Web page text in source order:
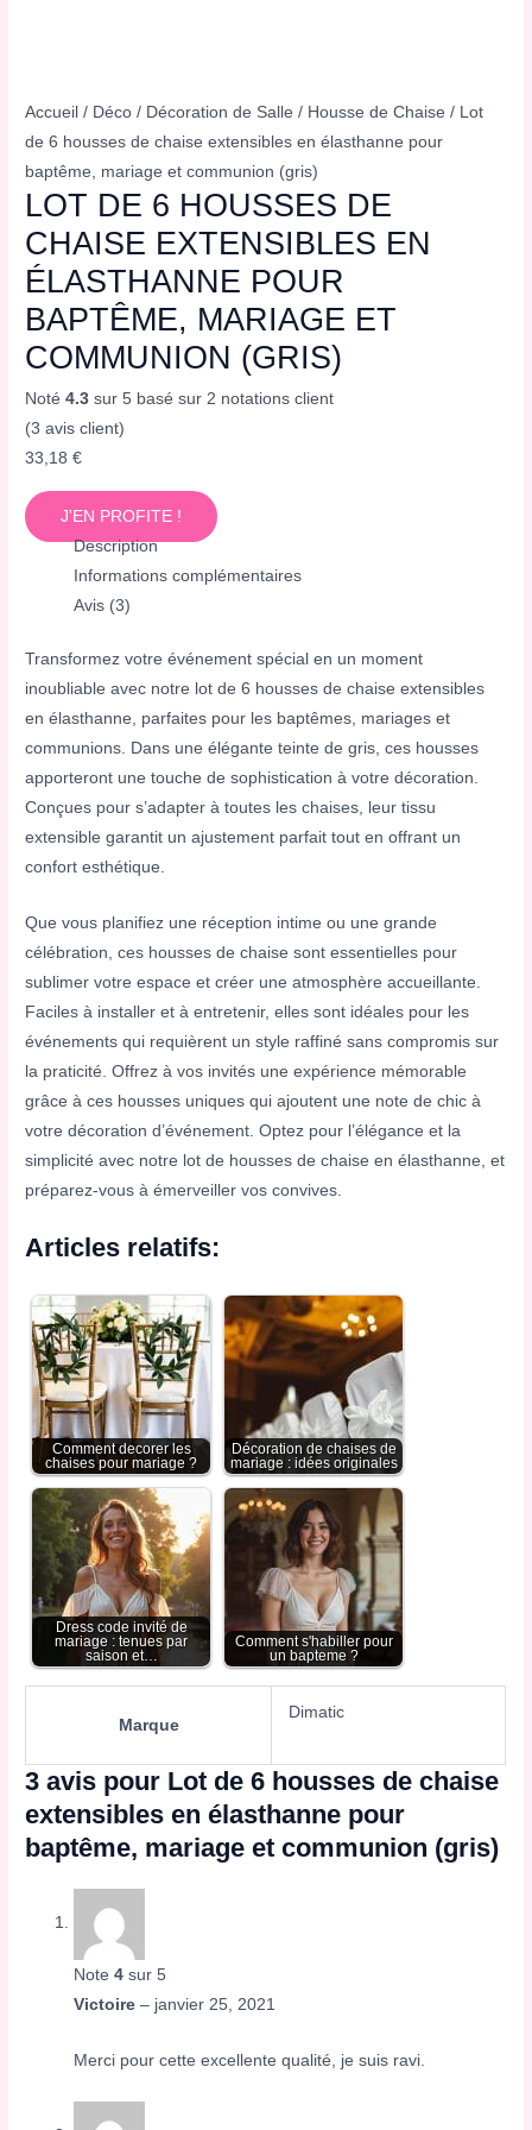
Accueil / Déco / Décoration de Salle / Housse de Chaise / Lot
de 6 housses de chaise extensibles en élasthanne pour
baptême, mariage et communion (gris)
LOT DE 6 HOUSSES DE
CHAISE EXTENSIBLES EN
ÉLASTHANNE POUR
BAPTÊME, MARIAGE ET
COMMUNION (GRIS)
Noté4.3 sur 5 basé sur 2 notations client
(3 avis client)
33,18€
J'EN PROFITE !
Description
Informations complémentaires
Avis (3)
Transformez votre événement spécial en un moment
inoubliable avec notre lot de 6 housses de chaise extensibles
en élasthanne, parfaites pour les baptêmes, mariages et
communions. Dans une élégante teinte de gris, ces housses
apporteront une touche de sophistication à votre décoration.
Conçues pour s’adapter à toutes les chaises, leur tissu
extensible garantit un ajustement parfait tout en offrant un
confort esthétique.
Que vous planifiez une réception intime ou une grande
célébration, ces housses de chaise sont essentielles pour
sublimer votre espace et créer une atmosphère accueillante.
Faciles à installer et à entretenir, elles sont idéales pour les
événements qui requièrent un style raffiné sans compromis sur
la praticité. Offrez à vos invités une expérience mémorable
grâce à ces housses uniques qui ajoutent une note de chic à
votre décoration d’événement. Optez pour l’élégance et la
simplicité avec notre lot de housses de chaise en élasthanne, et
préparez-vous à émerveiller vos convives.
Articles relatifs:
Comment decorer les
chaises pour mariage ?
Décoration de chaises de
mariage : idées originales
Dress code invité de
mariage : tenues par
saison et…
Comment s'habiller pour
un bapteme​ ?
Marque
Dimatic
3 avis pour Lot de 6 housses de chaise
extensibles en élasthanne pour
baptême, mariage et communion (gris)
Note4 sur 5
Victoire– janvier 25, 2021
Merci pour cette excellente qualité, je suis ravi.